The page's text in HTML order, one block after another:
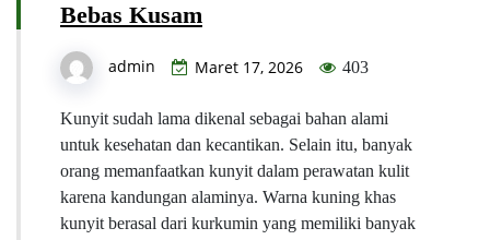
Bebas Kusam
admin Maret 17, 2026 403
Kunyit sudah lama dikenal sebagai bahan alami
untuk kesehatan dan kecantikan. Selain itu, banyak
orang memanfaatkan kunyit dalam perawatan kulit
karena kandungan alaminya. Warna kuning khas
kunyit berasal dari kurkumin yang memiliki banyak